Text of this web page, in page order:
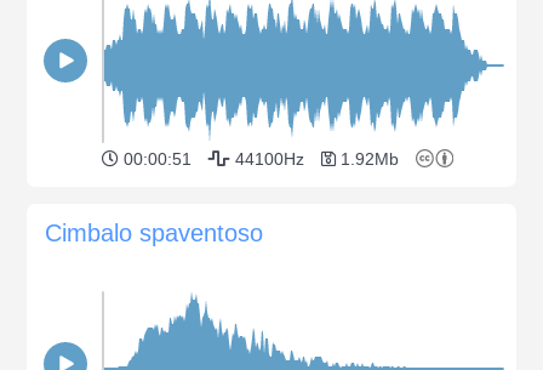
00:00:51 44100Hz 1.92Mb
Cimbalo spaventoso